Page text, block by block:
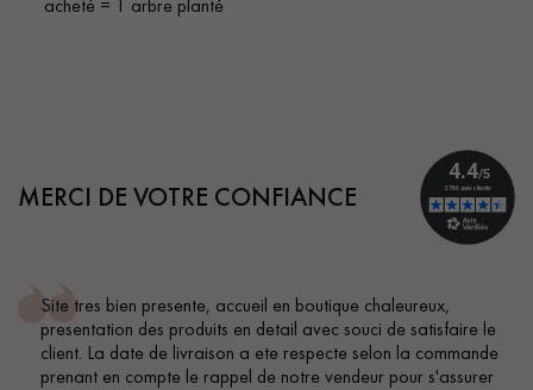
acheté = 1 arbre planté
MERCI DE VOTRE CONFIANCE
chaleureux,
souci de satisfaire le
selon la commande
pour s'assurer
Conseil parfait, échanges fluides. Je
BEILE FRANCK